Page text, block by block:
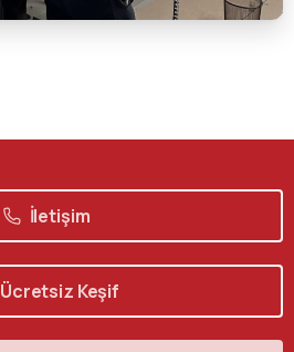
İletişim
Ücretsiz Keşif